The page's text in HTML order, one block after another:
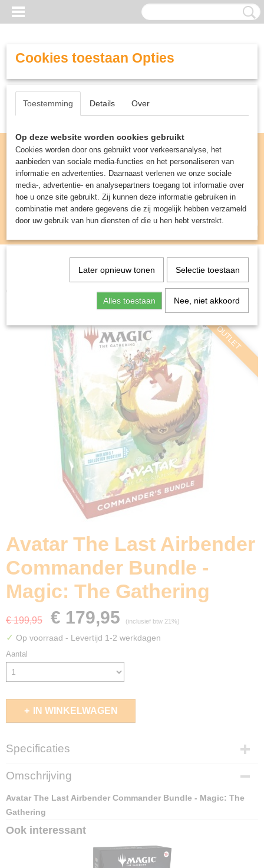
Inloggen Registreren
UW WINKELWAGEN
(0)
Ruilkaarten>Magic: the Gathering> Avatar The
Last Airbender Commander Bundle - Magic: The
OUTLET
Avatar The Last Airbender
Commander Bundle -
Magic: The Gathering
€ 199,95 € 179,95 (inclusief btw 21%)
✓ Op voorraad - Levertijd 1-2 werkdagen
Aantal
IN WINKELWAGEN
Specificaties
EAN code
195166290522
Omschrijving
Avatar The Last Airbender Commander Bundle - Magic: The
Gathering
Ook interessant
Cookies toestaan Opties
Toestemming Details Over
Op deze website worden cookies gebruikt
Cookies worden door ons gebruikt voor verkeersanalyse, het
aanbieden van sociale media-functies en het personaliseren van
informatie en advertenties. Daarnaast verlenen we onze sociale
media-, advertentie- en analysepartners toegang tot informatie over
hoe u onze site gebruikt. Zij kunnen deze informatie gebruiken in
combinatie met andere gegevens die zij mogelijk hebben verzameld
door uw gebruik van hun diensten of die u hen hebt verstrekt.
Later opnieuw tonen Selectie toestaan
Alles toestaan Nee, niet akkoord